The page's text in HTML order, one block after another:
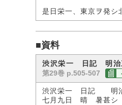
是日栄一、東京ヲ発シ
■資料
渋沢栄一 日記 明治
第29巻 p.505-507
渋沢栄一 日記
七月九日 晴 暑甚シ